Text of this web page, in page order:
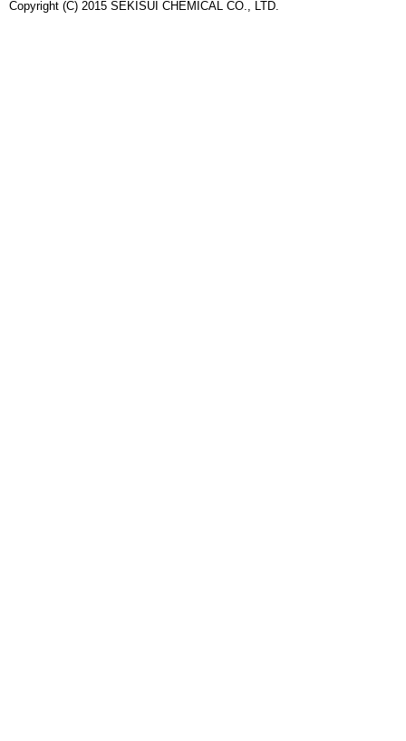
Copyright (C) 2015 SEKISUI CHEMICAL CO., LTD.